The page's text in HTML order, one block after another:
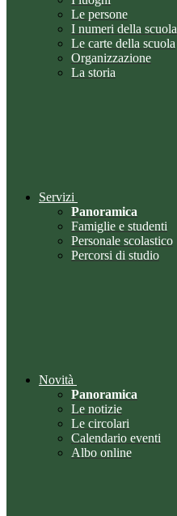
Le persone
I numeri della scuola
Le carte della scuola
Organizzazione
La storia
Servizi
Panoramica
Famiglie e studenti
Personale scolastico
Percorsi di studio
Novità
Panoramica
Le notizie
Le circolari
Calendario eventi
Albo online